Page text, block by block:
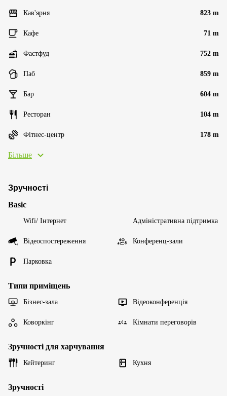
Кав'ярня 823 m
Кафе 71 m
Фастфуд 752 m
Паб 859 m
Бар 604 m
Ресторан 104 m
Фітнес-центр 178 m
Більше
Зручності
Basic
Wifi/ Інтернет Адміністративна підтримка
Відеоспостереження Конференц-зали
Парковка
Типи приміщень
Бізнес-зала Відеоконференція
Коворкінг Кімнати переговорів
Зручності для харчування
Кейтеринг Кухня
Зручності